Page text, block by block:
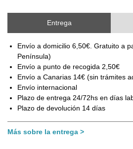
Entrega
Envío a domicilio 6,50€. Gratuito a
Península)
Envío a punto de recogida 2,50€
Envío a Canarias 14€ (sin trámites
Envío internacional
Plazo de entrega 24/72hs en días
Plazo de devolución 14 días
Más sobre la entrega